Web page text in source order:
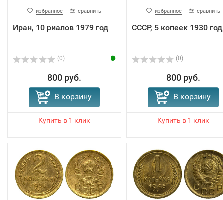
избранное сравнить
Иран, 10 риалов 1979 год
(0)
800 руб.
В корзину
избранное сравнить
СССР, 5 копеек 1930
(0)
800 руб.
В корзину